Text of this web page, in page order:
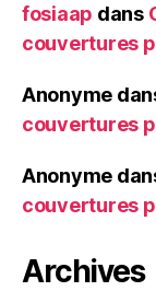
fosiaap dans
couvertures
Anonyme
couvertures
Anonyme
couvertures
Archives